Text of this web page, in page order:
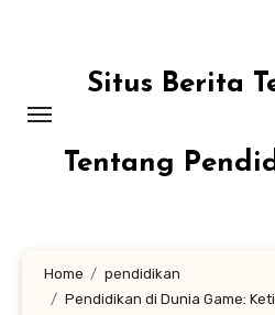
Situs Berita
Tentang
Home
pendidikan
Pendidikan di Dunia Game: